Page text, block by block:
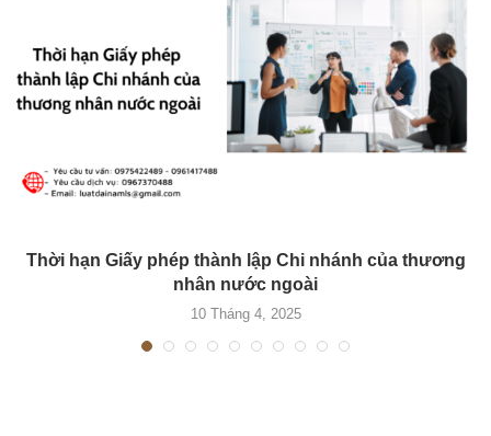
Thời hạn Giấy phép thành lập Chi nhánh của thương
nhân nước ngoài
10 Tháng 4, 2025